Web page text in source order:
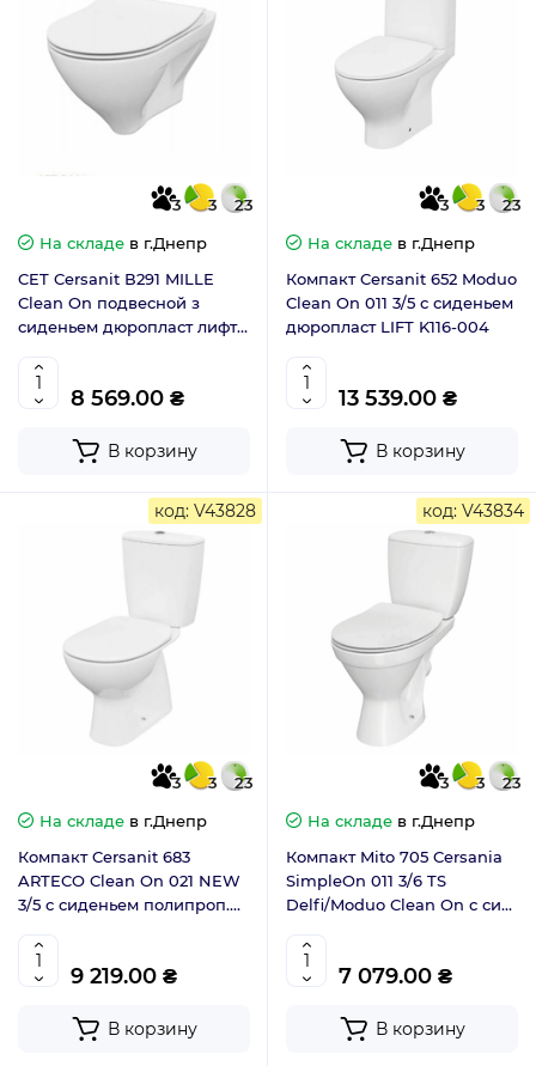
3 3
23
На складе в г.Днепр
CET Cersanit В291 MILLE
Clean On подвесной з
сиденьем дюропласт лифт
8 569.00 ₴
В корзину
3 3
23
На складе в г.Днепр
Компакт Cersanit 652 Moduo
Clean On 011 3/5 с сиденьем
дюропласт LIFT K116-004
13 539.00 ₴
В корзину
код: V43828
3 3
23
На складе в г.Днепр
Компакт Cersanit 683
ARTECO Clean On 021 NEW
3/5 c cиденьем полипроп.
9 219.00 ₴
В корзину
код: V43834
3 3
23
На складе в г.Днепр
Компакт Mito 705 Cersania
SimpleOn 011 3/6 TS
Delfi/Moduo Clean On с сид
7 079.00 ₴
В корзину